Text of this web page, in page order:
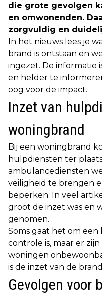
die grote gevolgen
en omwonenden.
zorgvuldig en
In het nieuws lees je
brand is ontstaan en
ingezet. De informatie
en helder te
oog voor de impact.
Inzet van
woningbrand
Bij een woningbrand
hulpdiensten ter
ambulancediensten
veiligheid te brengen
beperken. In veel
groot de inzet was en
genomen.
Soms gaat het om
controle is, maar er
woningen
is de inzet van de
Gevolgen voor